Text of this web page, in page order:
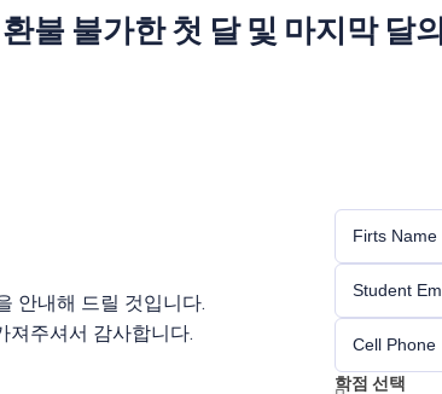
불 불가한 첫 달 및 마지막 달
안내해 드릴 것입니다.
져주셔서 감사합니다.
학점 선택